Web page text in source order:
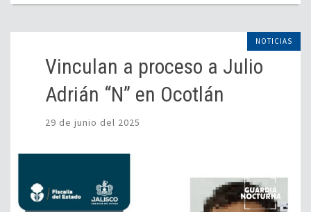
NOTICIAS
Vinculan a proceso a Julio
Adrián “N” en Ocotlán
29 de junio del 2025